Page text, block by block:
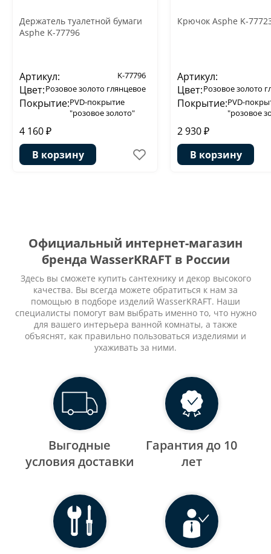
Держатель туалетной бумаги
Asphe K-77796
Артикул: K-77796
Цвет:Розовое золото глянцевое
Покрытие:PVD-покрытие
"розовое золото"
4 160 ₽
В корзину
Крючок Asphe K-
Артикул:
Цвет:Розовое золото
Покрытие:PVD-
"розовое
2 930 ₽
В корзину
Официальный интернет-магазин
бренда WasserKRAFT в России
Здесь вы сможете купить сантехнику и декор высокого
качества. Вы всегда можете обратиться к нам за
помощью в подборе изделий WasserKRAFT. Наши
специалисты помогут вам выбрать именно то, что нужно
для вашего интерьера ванной комнаты, а также
объяснят, как правильно пользоваться изделиями и
ухаживать за ними.
Выгодные
уcловия доставки
Гарантия до 10
лет